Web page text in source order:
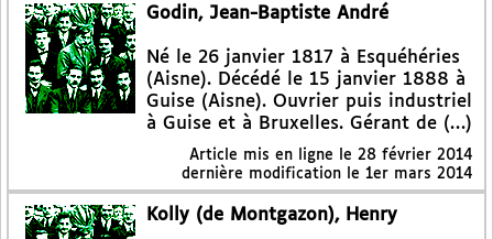
Godin, Jean-Baptiste André
Né le 26 janvier 1817 à Esquéhéries
(Aisne). Décédé le 15 janvier 1888 à
Guise (Aisne). Ouvrier puis industriel
à Guise et à Bruxelles. Gérant de (…)
Article mis en ligne le 28 février 2014
dernière modification le 1er mars 2014
Kolly (de Montgazon), Henry